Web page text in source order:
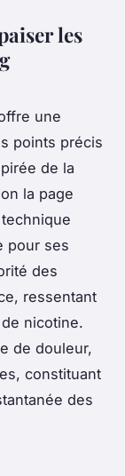
les
une
points précis
de la
la page
pour ses
des
ressentant
nicotine.
de douleur,
constituant
des